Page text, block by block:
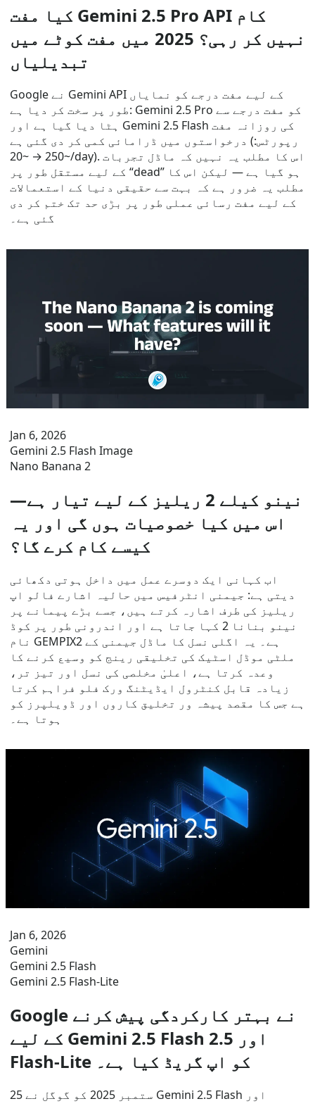
کیا مفت Gemini 2.5 Pro API کام
نہیں کر رہی؟ 2025 میں مفت کوٹے میں
تبدیلیاں
Google نے Gemini API کے لیے مفت درجے کو نمایاں
طور پر سخت کر دیا ہے: Gemini 2.5 Pro کو مفت درجے سے
ہٹا دیا گیا ہے اور Gemini 2.5 Flash کی روزانہ مفت
درخواستوں میں ڈرامائی کمی کر دی گئی ہے (رپورٹس:
~250 → ~20/day). اس کا مطلب یہ نہیں کہ ماڈل تجربات
کے لیے مستقل طور پر “dead” ہو گیا ہے — لیکن اس کا
مطلب یہ ضرور ہے کہ بہت سے حقیقی دنیا کے استعمالات
کے لیے مفت رسائی عملی طور پر بڑی حد تک ختم کر دی
گئی ہے۔
Jan 6, 2026
Gemini 2.5 Flash Image
Nano Banana 2
نینو کیلے 2 ریلیز کے لیے تیار ہے—
اس میں کیا خصوصیات ہوں گی اور یہ
کیسے کام کرے گا؟
اب کہانی ایک دوسرے عمل میں داخل ہوتی دکھائی
دیتی ہے: جیمنی انٹرفیس میں حالیہ اشارے فالو اپ
ریلیز کی طرف اشارہ کرتے ہیں، جسے بڑے پیمانے پر
نینو بنانا 2 کہا جاتا ہے اور اندرونی طور پر کوڈ
نام GEMPIX2 ہے۔ یہ اگلی نسل کا ماڈل جیمنی کے
ملٹی موڈل اسٹیک کی تخلیقی رینج کو وسیع کرنے کا
وعدہ کرتا ہے، اعلیٰ مخلصی کی نسل اور تیز تر،
زیادہ قابل کنٹرول ایڈیٹنگ ورک فلو فراہم کرتا
ہے جس کا مقصد پیشہ ور تخلیق کاروں اور ڈویلپرز کو
ہوتا ہے۔
Jan 6, 2026
Gemini
Gemini 2.5 Flash
Gemini 2.5 Flash-Lite
Google نے بہتر کارکردگی پیش کرنے
کے لیے Gemini 2.5 Flash اور 2.5
Flash-Lite کو اپ گریڈ کیا ہے۔
25 ستمبر 2025 کو گوگل نے Gemini 2.5 Flash اور